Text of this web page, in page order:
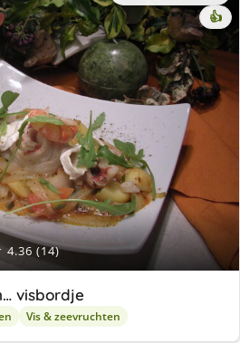
4.36 (14)
👍
visbordje
Vis & zeevruchten